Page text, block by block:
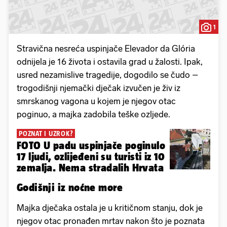
1
Stravična nesreća uspinjače Elevador da Glória
odnijela je 16 života i ostavila grad u žalosti. Ipak,
usred nezamislive tragedije, dogodilo se čudo –
trogodišnji njemački dječak izvučen je živ iz
smrskanog vagona u kojem je njegov otac
poginuo, a majka zadobila teške ozljede.
POZNAT I UZROK?
FOTO U padu uspinjače poginulo
17 ljudi, ozlijeđeni su turisti iz 10
zemalja. Nema stradalih Hrvata
Godišnji iz noćne more
Majka dječaka ostala je u kritičnom stanju, dok je
njegov otac pronađen mrtav nakon što je poznata